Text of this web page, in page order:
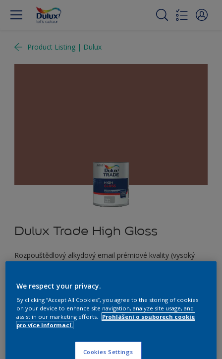
Product Listing | Dulux
Dulux Trade High Gloss
Rozpouštědlový alkydový email prémiové kvality (vysoký
C3.20.39
Změnit odstín
Velikost
2,5 L
We respect your privacy.
By clicking “Accept All Cookies”, you agree to the storing of cookies
on your device to enhance site navigation, analyze site usage, and
assist in our marketing efforts.
Prohlášení o souborech cookie
pro více informací.
Cookies Settings